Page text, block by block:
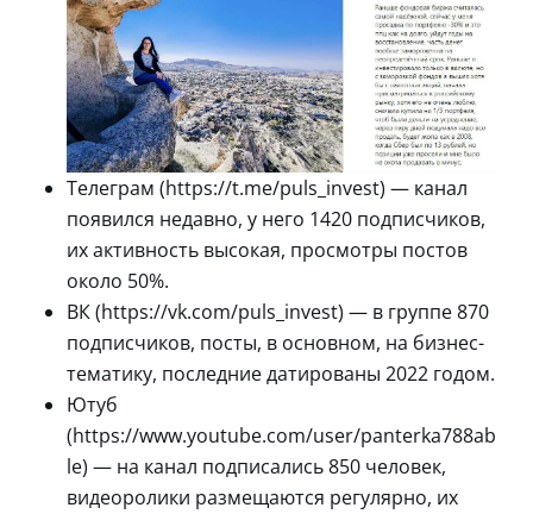
Телеграм (https://t.me/puls_invest) — канал
появился недавно, у него 1420 подписчиков,
их активность высокая, просмотры постов
около 50%.
ВК (https://vk.com/puls_invest) — в группе 870
подписчиков, посты, в основном, на бизнес-
тематику, последние датированы 2022 годом.
Ютуб
(https://www.youtube.com/user/panterka788ab
le) — на канал подписались 850 человек,
видеоролики размещаются регулярно, их